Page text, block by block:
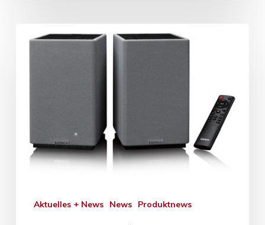
Aktuelles + News News Produktnews